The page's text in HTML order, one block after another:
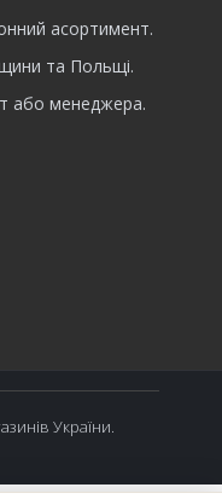
асортимент.
та Польщі.
або менеджера.